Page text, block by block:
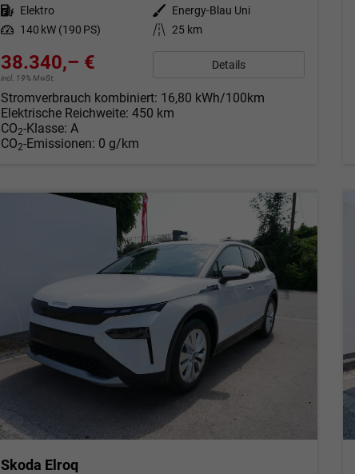
Kraftstoff Elektro Außenfarbe
Energy-Blau Uni
Leistung 140 kW (190 PS) Kilometerstand 25 km
38.340,– €
incl. 19% MwSt.
Details
Stromverbrauch kombiniert: 16,80 kWh/100km
Elektrische Reichweite: 450 km
CO2-Klasse: A
CO2-Emissionen: 0 g/km
Skoda Elroq